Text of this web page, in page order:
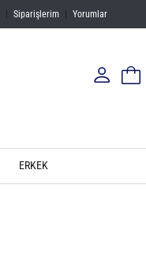
Siparişlerim Yorumlar
ERKEK